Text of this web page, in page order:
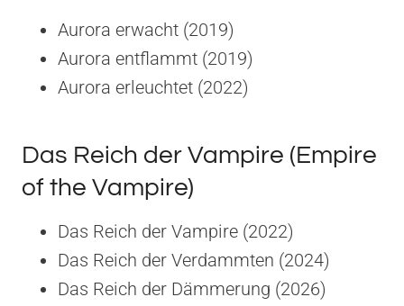
Aurora erwacht (2019)
Aurora entflammt (2019)
Aurora erleuchtet (2022)
Das Reich der Vampire (Empire
of the Vampire)
Das Reich der Vampire (2022)
Das Reich der Verdammten (2024)
Das Reich der Dämmerung (2026)